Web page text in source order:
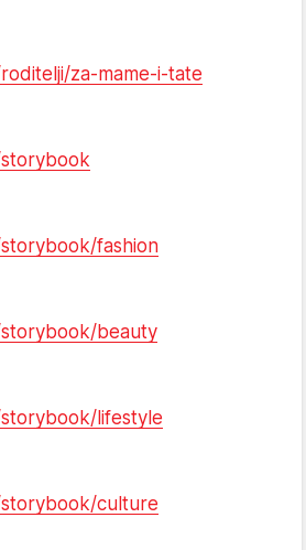
za-mame-i-tate
fashion
beauty
lifestyle
culture